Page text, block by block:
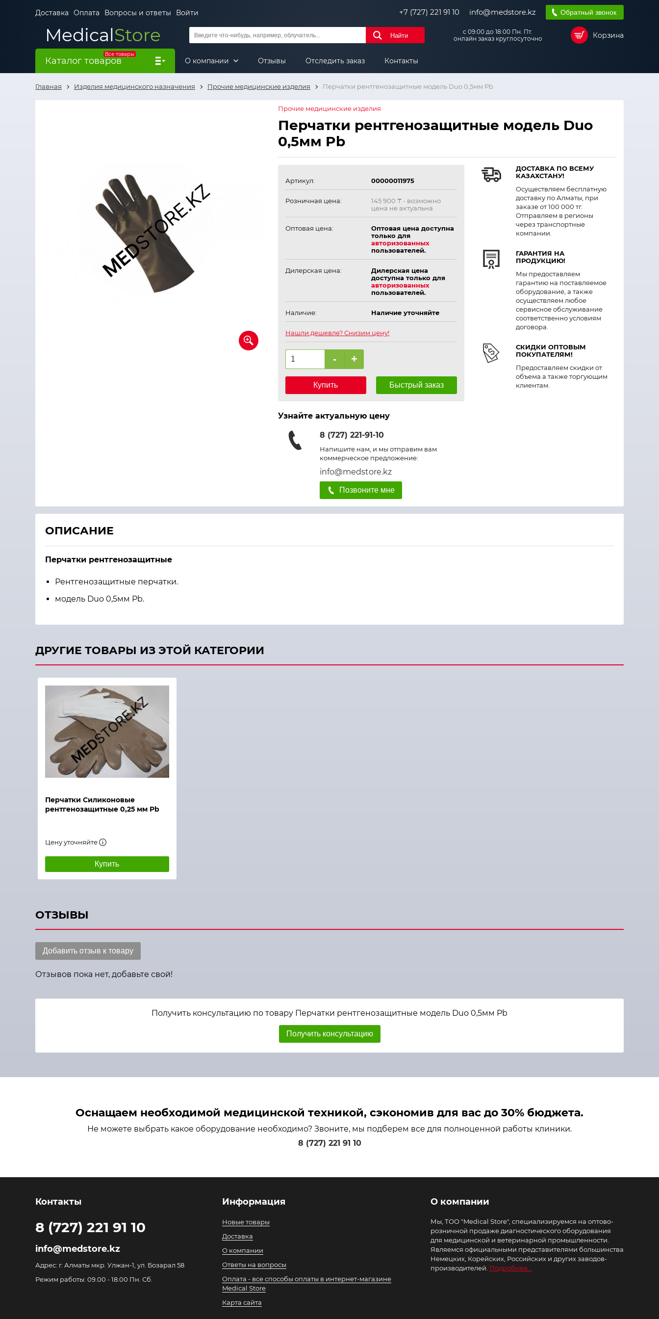
Доставка Оплата Вопросы и ответы Войти +7 (727) 221 91 10 info@medstore.kz Обратный звонок
MedicalStore Найти
с 09:00 до 18:00 Пн. Пт.
онлайн заказ круглосуточно
Корзина
Все товары
Каталог товаров О компании Отзывы Отследить заказ Контакты
Главная Изделия медицинского назначения Прочие медицинские изделия Перчатки рентгенозащитные модель Duo 0,5мм Pb
Прочие медицинские изделия
Перчатки рентгенозащитные модель Duo
0,5мм Pb
Артикул: 00000011975
Розничная цена: 145 900 ₸ - возможно
цена не актуальна
Оптовая цена:
Оптовая цена доступна
только для
авторизованных
пользователей.
Дилерская цена:
Дилерская цена
доступна только для
авторизованных
пользователей.
Наличие: Наличие уточняйте
Нашли дешевле? Снизим цену!
- +
Купить Быстрый заказ
Узнайте актуальную цену
8 (727) 221-91-10
Напишите нам, и мы отправим вам
коммерческое предложение:
info@medstore.kz
Позвоните мне
ДОСТАВКА ПО ВСЕМУ
КАЗАХСТАНУ!
Осуществляем бесплатную
доставку по Алматы, при
заказе от 100 000 тг.
Отправляем в регионы
через транспортные
компании.
ГАРАНТИЯ НА
ПРОДУКЦИЮ!
Мы предоставляем
гарантию на поставляемое
оборудование, а также
осуществляем любое
сервисное обслуживание
соответственно условиям
договора.
СКИДКИ ОПТОВЫМ
ПОКУПАТЕЛЯМ!
Предоставляем скидки от
объема а также торгующим
клиентам.
ОПИСАНИЕ
Перчатки рентгенозащитные
Рентгенозащитные перчатки.
модель Duo 0,5мм Pb.
ДРУГИЕ ТОВАРЫ ИЗ ЭТОЙ КАТЕГОРИИ
Перчатки Силиконовые
рентгенозащитные 0,25 мм Pb
Цену уточняйте
Купить
ОТЗЫВЫ
Добавить отзыв к товару
Отзывов пока нет, добавьте свой!
Получить консультацию по товару Перчатки рентгенозащитные модель Duo 0,5мм Pb
Получить консультацию
Оснащаем необходимой медицинской техникой, сэкономив для вас до 30% бюджета.
Не можете выбрать какое оборудование необходимо? Звоните, мы подберем все для полноценной работы клиники.
8 (727) 221 91 10
Контакты
8 (727) 221 91 10
info@medstore.kz
Адрес: г. Алматы мкр. Улжан-1, ул. Бозарал 58
Режим работы: 09.00 - 18.00 Пн. Сб.
Информация
Новые товары
Доставка
О компании
Ответы на вопросы
Оплата - все способы оплаты в интернет-магазине
Medical Store
Карта сайта
О компании
Мы, ТОО "Medical Store", специализируемся на оптово-
розничной продаже диагностического оборудования
для медицинской и ветеринарной промышленности.
Являемся официальными представителями большинства
Немецких, Корейских, Российских и других заводов-
производителей. Подробнее...